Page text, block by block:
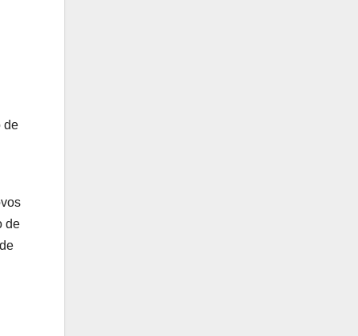
de
de